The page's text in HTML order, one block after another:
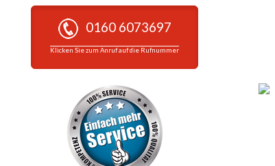
0160 6073697
Klicken Sie zum Anruf auf die Rufnummer